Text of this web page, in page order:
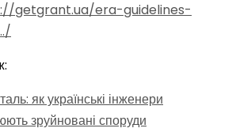
getgrant.ua/era-guidelines-
як українські інженери
зруйновані споруди